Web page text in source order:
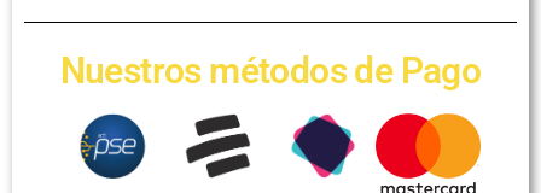
Nuestros métodos de Pago